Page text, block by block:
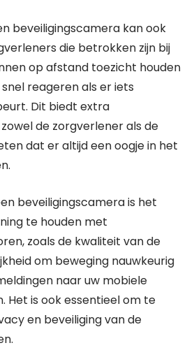
beveiligingscamera kan ook
die betrokken zijn bij
op afstand toezicht houden
reageren als er iets
Dit biedt extra
de zorgverlener als de
dat er altijd een oogje in het
beveiligingscamera is het
te houden met
zoals de kwaliteit van de
om beweging nauwkeurig
naar uw mobiele
Het is ook essentieel om te
en beveiliging van de